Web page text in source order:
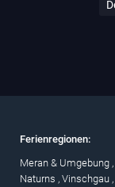
Ferienregionen:
Meran & Umgebung ,
Naturns , Vinschgau ,